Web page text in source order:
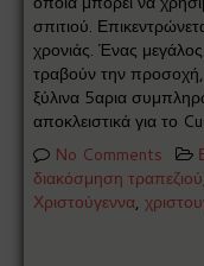
σπιτιού.
χρονιάς. Ένας
τραβούν την προσοχή,
ξύλινα 5αρια
αποκλειστικά για το
No Comments
διακόσμηση τραπεζιού
Χριστούγεννα,